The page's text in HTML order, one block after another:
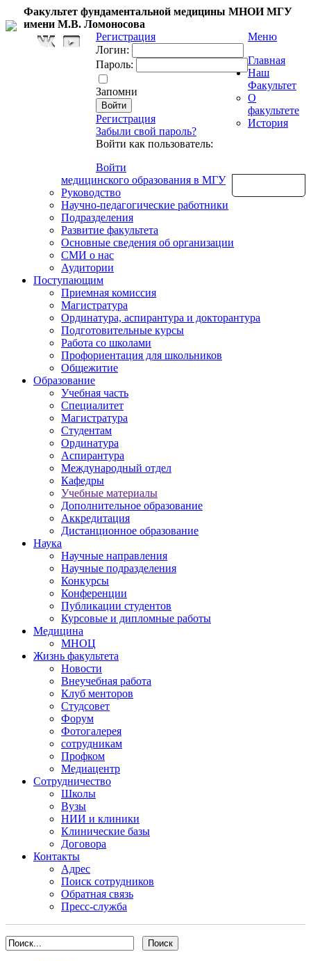
Факультет фундаментальной медицины МНОИ МГУ
имени М.В. Ломоносова
Регистрация
Логин:
Пароль:
Запомни
Регистрация
Забыли свой пароль?
Войти как пользователь:
Войти
Меню
Главная
Наш
Факультет
О
факультете
История
медицинского образования в МГУ
Руководство
Научно-педагогические работники
Подразделения
Развитие факультета
Основные сведения об организации
СМИ о нас
Аудитории
Поступающим
Приемная комиссия
Магистратура
Ординатура, аспирантура и докторантура
Подготовительные курсы
Работа со школами
Профориентация для школьников
Общежитие
Образование
Учебная часть
Специалитет
Магистратура
Студентам
Ординатура
Аспирантура
Международный отдел
Кафедры
Учебные материалы
Дополнительное образование
Аккредитация
Дистанционное образование
Наука
Научные направления
Научные подразделения
Конкурсы
Конференции
Публикации студентов
Курсовые и дипломные работы
Медицина
МНОЦ
Жизнь факультета
Новости
Внеучебная работа
Клуб менторов
Студсовет
Форум
Фотогалерея
сотрудникам
Профком
Медиацентр
Сотрудничество
Школы
Вузы
НИИ и клиники
Клинические базы
Договора
Контакты
Адрес
Поиск сотрудников
Обратная связь
Пресс-служба